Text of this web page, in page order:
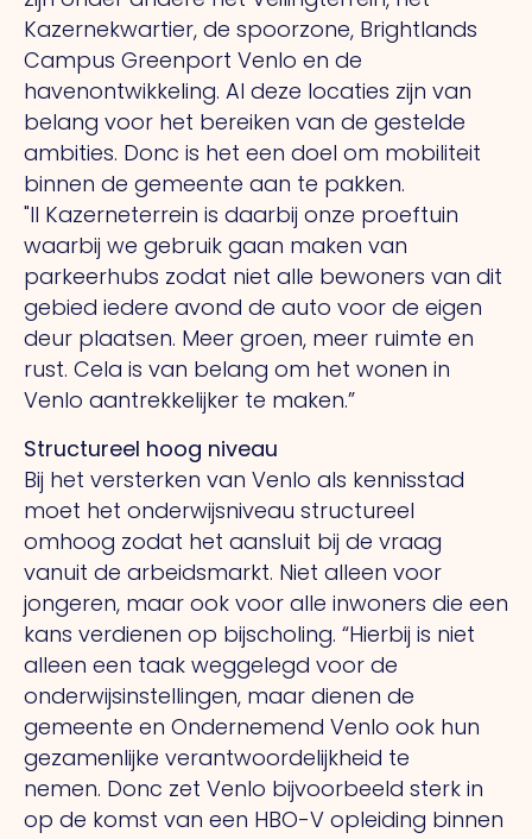
Kazernekwartier, de spoorzone, Brightlands
Campus Greenport Venlo en de
havenontwikkeling. Al deze locaties zijn van
belang voor het bereiken van de gestelde
ambities. Donc is het een doel om mobiliteit
binnen de gemeente aan te pakken.
"Il Kazerneterrein is daarbij onze proeftuin
waarbij we gebruik gaan maken van
parkeerhubs zodat niet alle bewoners van dit
gebied iedere avond de auto voor de eigen
deur plaatsen. Meer groen, meer ruimte en
rust. Cela is van belang om het wonen in
Venlo aantrekkelijker te maken.”
Structureel hoog niveau
Bij het versterken van Venlo als kennisstad
moet het onderwijsniveau structureel
omhoog zodat het aansluit bij de vraag
vanuit de arbeidsmarkt. Niet alleen voor
jongeren, maar ook voor alle inwoners die een
kans verdienen op bijscholing. “Hierbij is niet
alleen een taak weggelegd voor de
onderwijsinstellingen, maar dienen de
gemeente en Ondernemend Venlo ook hun
gezamenlijke verantwoordelijkheid te
nemen. Donc zet Venlo bijvoorbeeld sterk in
op de komst van een HBO-V opleiding binnen